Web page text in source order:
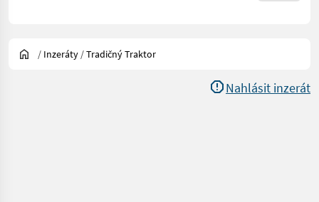
/ Inzeráty /Tradičný Traktor
Nahlásit inzerát